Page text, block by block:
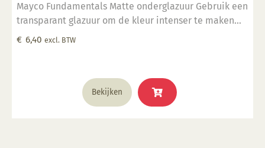
Mayco Fundamentals Matte onderglazuur Gebruik een
transparant glazuur om de kleur intenser te maken
Geschikt voor gebruiksgoed mits er een transparant
€ 6,40 excl. BTW
Bekijken